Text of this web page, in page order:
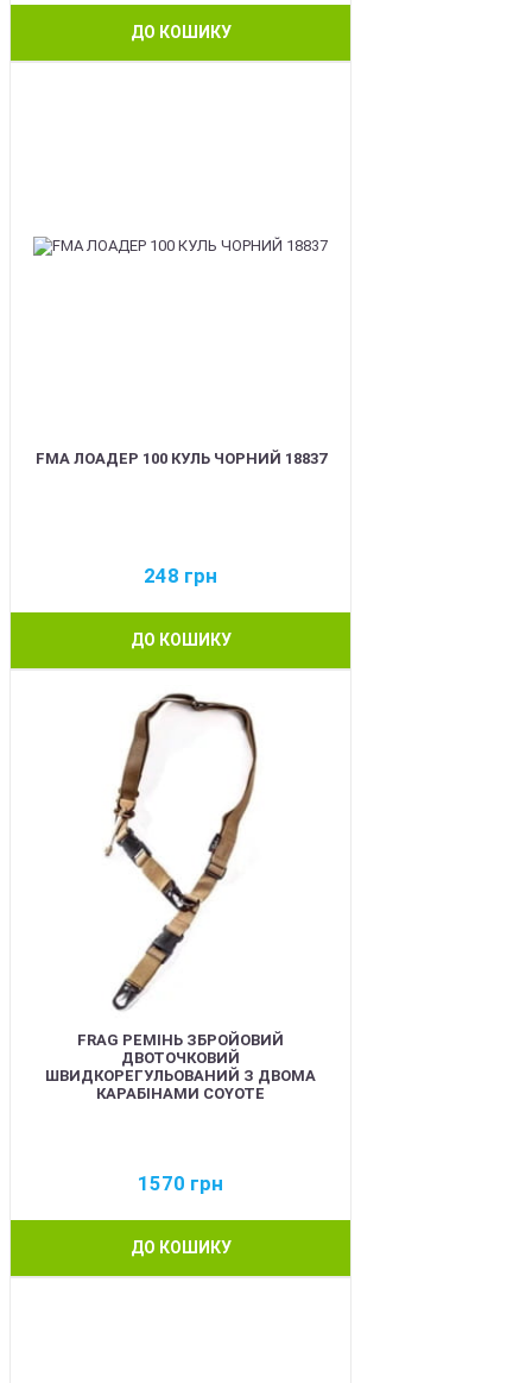
ДО КОШИКУ
FMA ЛОАДЕР 100 КУЛЬ ЧОРНИЙ 18837
248 грн
ДО КОШИКУ
FRAG РЕМІНЬ ЗБРОЙОВИЙ
ДВОТОЧКОВИЙ
ШВИДКОРЕГУЛЬОВАНИЙ З ДВОМА
КАРАБІНАМИ COYOTE
1570 грн
ДО КОШИКУ